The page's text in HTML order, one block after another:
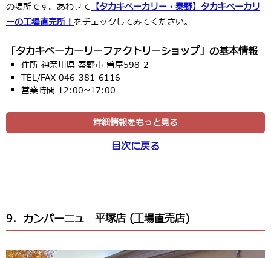
の場所です。あわせて【タカキベーカリー・秦野】タカキベーカリ
ーの工場直売所！をチェックしてみてください。
「タカキベーカーリーファクトリーショップ」の基本情報
住所 神奈川県 秦野市 曽屋598-2
TEL/FAX 046-381-6116
営業時間 12:00~17:00
詳細情報をもっと見る
目次に戻る
9．カンパーニュ 平塚店 (工場直売店)